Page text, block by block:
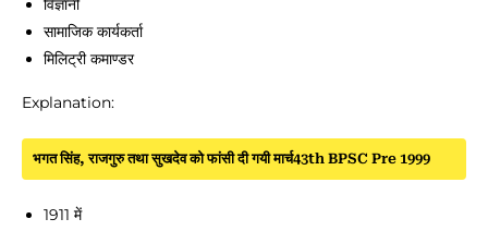
विज्ञानी
सामाजिक कार्यकर्ता
मिलिट्री कमाण्डर
Explanation:
भगत सिंह, राजगुरु तथा सुखदेव को फांसी दी गयी मार्च43th BPSC Pre 1999
1911 में